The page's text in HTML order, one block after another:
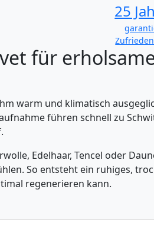
25
für
warm und klimatisch
führen schnell zu
Edelhaar, Tencel oder
So entsteht ein ruhiges,
regenerieren kann.